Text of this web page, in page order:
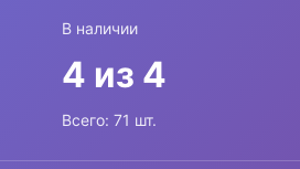
В наличии
4 из 4
Всего: 71 шт.